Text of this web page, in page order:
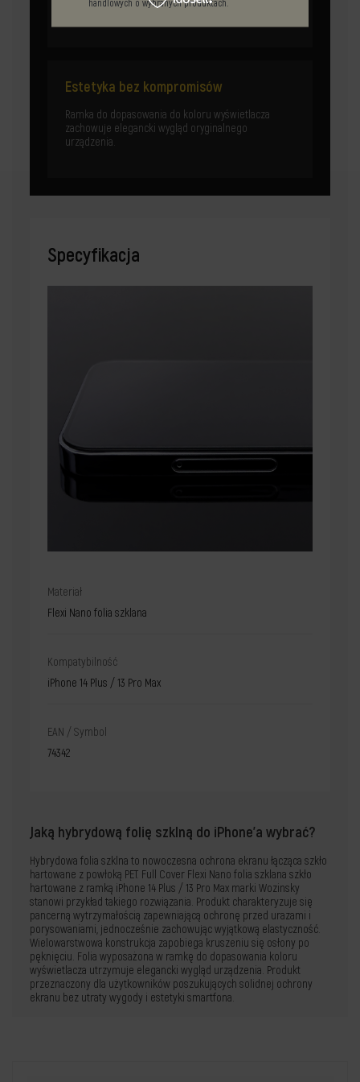
– łatwa do czyszczenia bez obaw o uszkodzenia.
Estetyka bez kompromisów
Ramka do dopasowania do koloru wyświetlacza
zachowuje elegancki wygląd oryginalnego
urządzenia.
Specyfikacja
Materiał
Flexi Nano folia szklana
Kompatybilność
iPhone 14 Plus / 13 Pro Max
EAN / Symbol
74342
Jaką hybrydową folię szklną do iPhone'a wybrać?
Hybrydowa folia szklna to nowoczesna ochrona ekranu łącząca szkło
hartowane z powłoką PET. Full Cover Flexi Nano folia szklana szkło
hartowane z ramką iPhone 14 Plus / 13 Pro Max marki Wozinsky
stanowi przykład takiego rozwiązania. Produkt charakteryzuje się
pancerną wytrzymałością zapewniającą ochronę przed urazami i
porysowaniami, jednocześnie zachowując wyjątkową elastyczność.
Wielowarstwowa konstrukcja zapobiega kruszeniu się osłony po
pęknięciu. Folia wyposażona w ramkę do dopasowania koloru
wyświetlacza utrzymuje elegancki wygląd urządzenia. Produkt
przeznaczony dla użytkowników poszukujących solidnej ochrony
ekranu bez utraty wygody i estetyki smartfona.
handlowych o wybranych produktach.